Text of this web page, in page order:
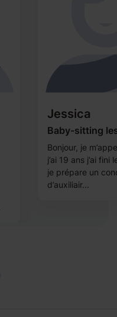
Jessica
Baby-sitting
Bonjour, je
j’ai 19 ans j’ai fini
je prépare un
d’auxiliair...